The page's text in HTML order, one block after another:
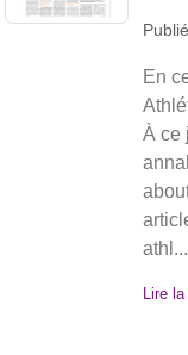
En
À ce
athl...
Lire